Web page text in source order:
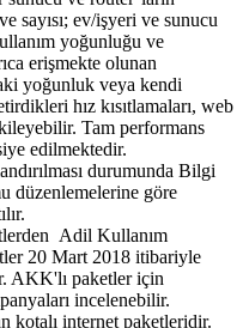
sayısı; ev/işyeri ve sunucu
yoğunluğu ve
erişmekte olunan
yoğunluk veya kendi
hız kısıtlamaları, web
Tam performans
edilmektedir.
durumunda Bilgi
düzenlemelerine göre
Adil Kullanım
20 Mart 2018 itibariyle
AKK'lı paketler için
incelenebilir.​
kotalı internet paketleridir.